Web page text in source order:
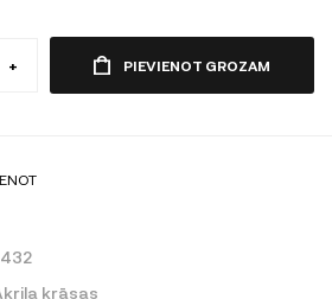
+ PIEVIENOT GROZAM
krāsas